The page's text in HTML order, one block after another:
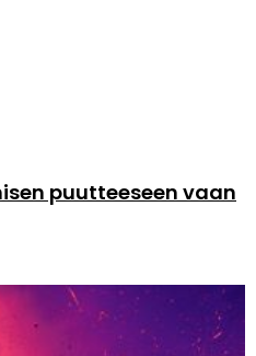
puutteeseen vaan